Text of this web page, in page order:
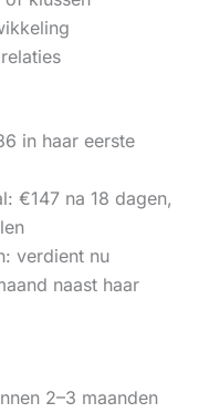
in haar eerste
€147 na 18 dagen,
verdient nu
naast haar
2–3 maanden